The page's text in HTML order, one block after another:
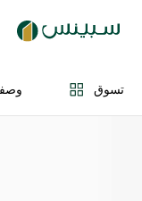
تسوق
اضف الى السلة